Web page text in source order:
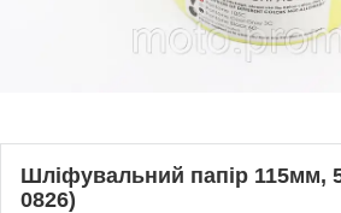
Шліфувальний папір 115мм,
0826)